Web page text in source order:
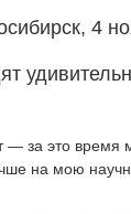
4
— за это время
на мою